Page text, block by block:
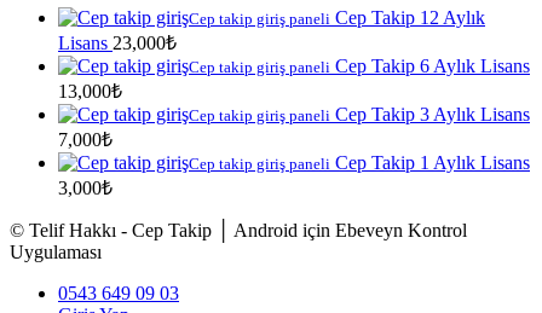
Cep takip giriş paneli Cep Takip 12 Aylık
Lisans 23,000₺
Cep takip giriş paneli Cep Takip 6 Aylık Lisans
13,000₺
Cep takip giriş paneli Cep Takip 3 Aylık Lisans
7,000₺
Cep takip giriş paneli Cep Takip 1 Aylık Lisans
3,000₺
© Telif Hakkı - Cep Takip │ Android için Ebeveyn Kontrol
Uygulaması
0543 649 09 03